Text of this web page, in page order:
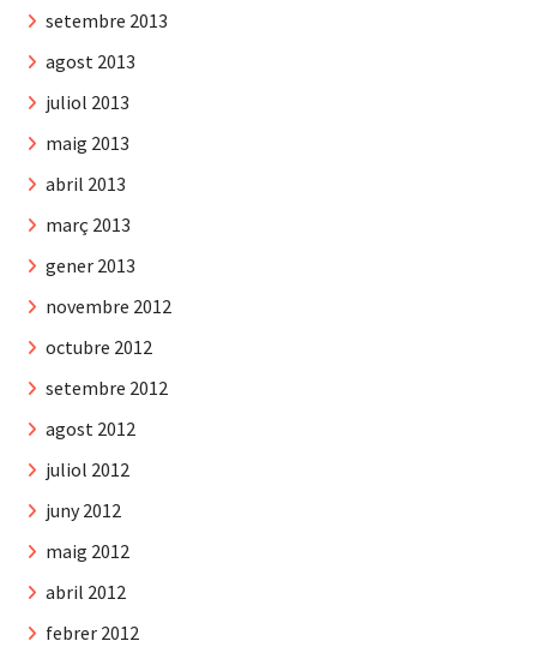
setembre 2013
agost 2013
juliol 2013
maig 2013
abril 2013
març 2013
gener 2013
novembre 2012
octubre 2012
setembre 2012
agost 2012
juliol 2012
juny 2012
maig 2012
abril 2012
febrer 2012